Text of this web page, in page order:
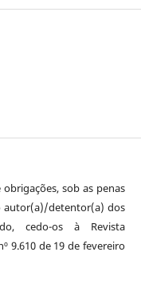
sob as penas
autor(a)/detentor(a) dos
cedo-os à Revista
9.610 de 19 de fevereiro